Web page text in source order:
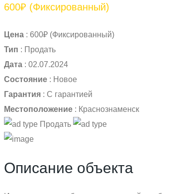
600₽ (Фиксированный)
Цена : 600₽ (Фиксированный)
Тип : Продать
Дата : 02.07.2024
Состояние : Новое
Гарантия : С гарантией
Местоположение : Краснознаменск
Продать
Описание объекта